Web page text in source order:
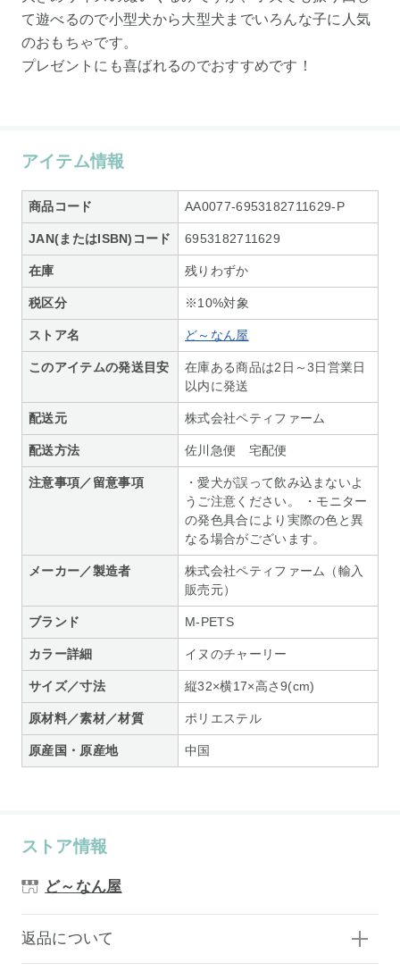
て遊べるので小型犬から大型犬までいろんな子に人気
のおもちゃです。
プレゼントにも喜ばれるのでおすすめです！
アイテム情報
商品コード AA0077-6953182711629-P
JAN(またはISBN)コード 6953182711629
在庫 残りわずか
税区分 ※10%対象
ストア名 ど～なん屋
このアイテムの発送目安
在庫ある商品は2日～3日営業日
以内に発送
配送元 株式会社ペティファーム
配送方法 佐川急便 宅配便
注意事項／留意事項
・愛犬が誤って飲み込まないよ
うご注意ください。 ・モニター
の発色具合により実際の色と異
なる場合がございます。
メーカー／製造者
株式会社ペティファーム（輸入
販売元）
ブランド M-PETS
カラー詳細 イヌのチャーリー
サイズ／寸法 縦32×横17×高さ9(cm)
原材料／素材／材質 ポリエステル
原産国・原産地 中国
ストア情報
ど～なん屋
返品について